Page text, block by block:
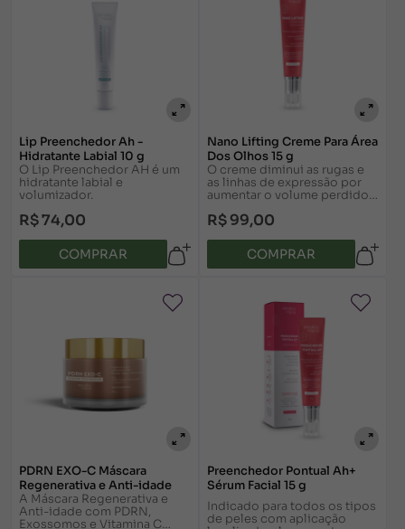
Lip Preenchedor Ah -
Hidratante Labial 10 g
O Lip Preenchedor AH é um
hidratante labial e
volumizador.
R$ 74,00
COMPRAR
Nano Lifting Creme Para Área
Dos Olhos 15 g
O creme diminui as rugas e
as linhas de expressão por
aumentar o volume perdido
preenchimento da pele de
R$ 99,00
COMPRAR
PDRN EXO-C Máscara
Regenerativa e Anti-idade
A Máscara Regenerativa e
Anti-idade com PDRN,
Exossomos e Vitamina C
Preenchedor Pontual Ah+
Sérum Facial 15 g
Indicado para todos os tipos
de peles com aplicação